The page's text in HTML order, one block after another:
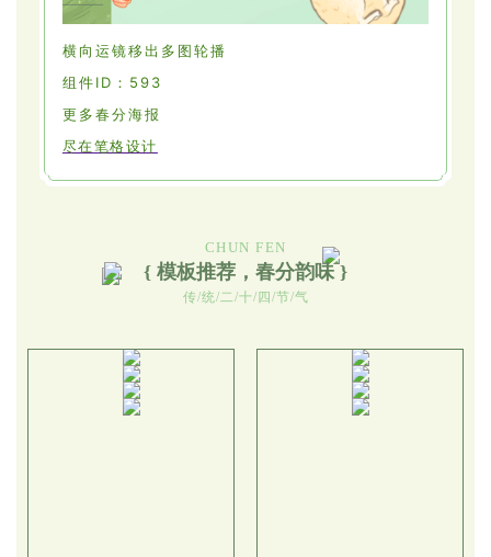
横向运镜移出多图轮播
组件ID：593
更多春分海报
尽在笔格设计
CHUN FEN
{ 模板推荐，春分韵味 }
传/统/二/十/四/节/气